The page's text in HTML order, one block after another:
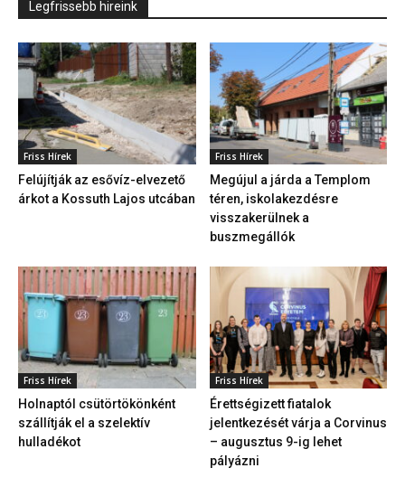
Legfrissebb hireink
Friss Hírek
Felújítják az esővíz-elvezető
árkot a Kossuth Lajos utcában
Friss Hírek
Megújul a járda a Templom
téren, iskolakezdésre
visszakerülnek a
buszmegállók
Friss Hírek
Holnaptól csütörtökönként
szállítják el a szelektív
hulladékot
Friss Hírek
Érettségizett fiatalok
jelentkezését várja a Corvinus
– augusztus 9-ig lehet
pályázni